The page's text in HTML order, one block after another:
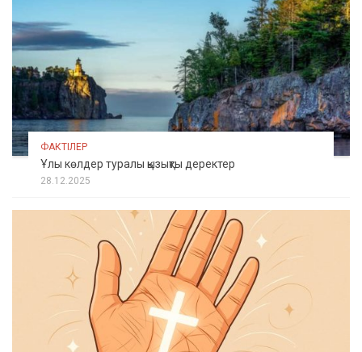
ФАКТІЛЕР
Ұлы көлдер туралы қызықты деректер
28.12.2025